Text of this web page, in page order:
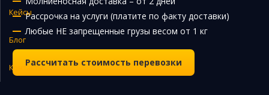
Кейсы
Блог
Контакты
Закупка и поставка товаров из Китая
Поиск поставщика в Китае
Таможенное оформление
Рассрочка на услуги (платите по факту доставки)
Любые НЕ запрещенные грузы весом от 1 кг
Рассчитать стоимость перевозки